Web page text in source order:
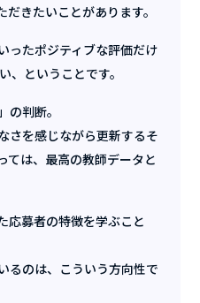
きたいことがあります。
ったポジティブな評価だけ
、ということです。
判断。
さを感じながら更新するそ
ては、最高の教師データと
応募者の特徴を学ぶこと
るのは、こういう方向性で